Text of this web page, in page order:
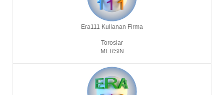
Era111 Kullanan Firma
Toroslar
MERSIN